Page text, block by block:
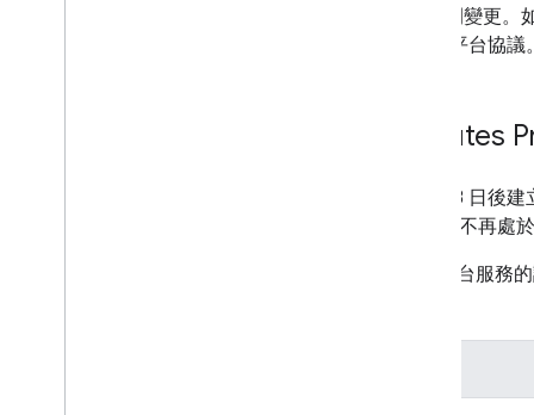
的相關規定，這些規定可能隨時間變更
閱與 Google 簽訂的 Google 地圖平台協議。
歐洲經濟區客戶的 Routes
這些調整適用於 (a) 2025 年 7 月 8 日後
戶，和/或 (b) 2025 年 7 月 8 日後不再處於
下表摘要說明各項 Google 地圖平台服務